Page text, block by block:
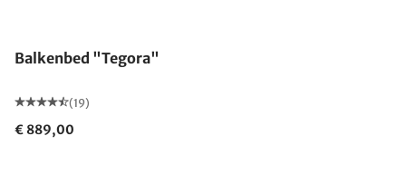
Balkenbed "Tegora"
(19)
€ 889,00